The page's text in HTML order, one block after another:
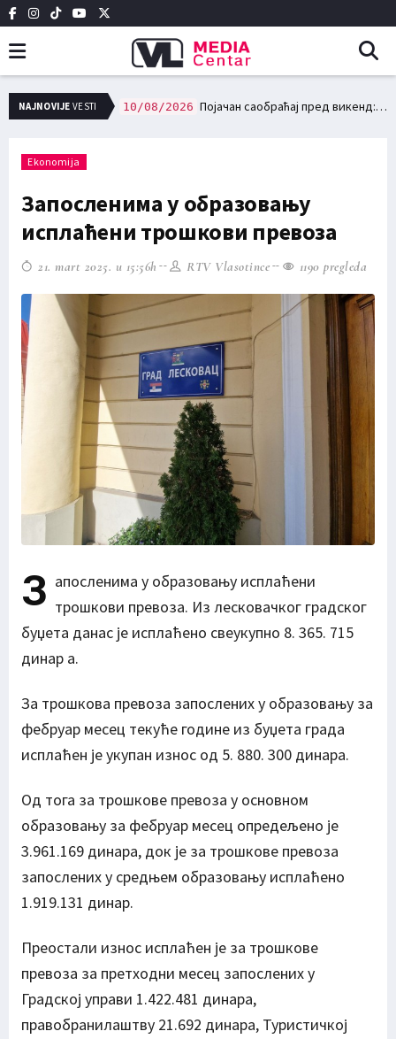
NAJNOVIJE VESTI
повећавају ризик у саобраћају 10/08/2026 Појачан саобраћај пред викенд: Полиција апелује на одморне возаче и вожњу без алкохола
Ekonomija
Запосленима у образовању
исплаћени трошкови превоза
21. mart 2025. u 15:56h RTV Vlasotince 1190 pregleda
З апосленима у образовању исплаћени
трошкови превоза. Из лесковачког градског
буџета данас је исплаћено свеукупно 8. 365. 715
динар а.
За трошкова превоза запослених у образовању за
фебруар месец текуће године из буџета града
исплаћен је укупан износ од 5. 880. 300 динара.
Од тога за трошкове превоза у основном
образовању за фебруар месец опредељено је
3.961.169 динара, док је за трошкове превоза
запослених у средњем образовању исплаћено
1.919.131 динар.
Преостали износ исплаћен је за трошкове
превоза за претходни месец запослених у
Градској управи 1.422.481 динара,
правобранилаштву 21.692 динара, Туристичкој